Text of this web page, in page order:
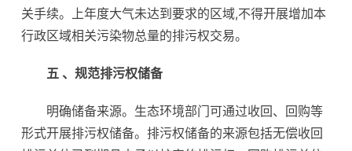
关手续。上年度大气未达到要求的区域,不得开展增加本
行政区域相关污染物总量的排污权交易。
五 、规范排污权储备
明确储备来源。生态环境部门可通过收回、回购等
形式开展排污权储备。排污权储备的来源包括无偿收回